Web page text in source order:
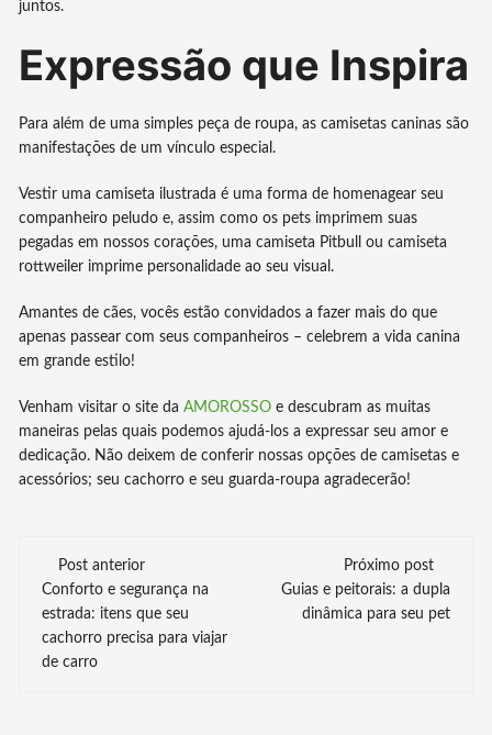
juntos.
Expressão que Inspira
Para além de uma simples peça de roupa, as camisetas caninas são
manifestações de um vínculo especial.
Vestir uma camiseta ilustrada é uma forma de homenagear seu
companheiro peludo e, assim como os pets imprimem suas
pegadas em nossos corações, uma camiseta Pitbull ou camiseta
rottweiler imprime personalidade ao seu visual.
Amantes de cães, vocês estão convidados a fazer mais do que
apenas passear com seus companheiros – celebrem a vida canina
em grande estilo!
Venham visitar o site daAMOROSSO e descubram as muitas
maneiras pelas quais podemos ajudá-los a expressar seu amor e
dedicação. Não deixem de conferir nossas opções de camisetas e
acessórios; seu cachorro e seu guarda-roupa agradecerão!
Navegação
de
post
Post anterior
Conforto e segurança na
estrada: itens que seu
cachorro precisa para viajar
de carro
Próximo post
Guias e peitorais: a dupla
dinâmica para seu pet